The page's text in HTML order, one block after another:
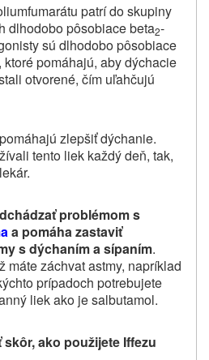
patrí do skupiny
dlhodobo pôsobiace beta2-
sú dlhodobo pôsobiace
pomáhajú, aby dýchacie
otvorené, čím uľahčujú
zlepšiť dýchanie.
tento liek každý deň, tak,
problémom s
a pomáha zastaviť
s dýchaním a sípaním.
máte záchvat astmy, napríklad
prípadoch potrebujete
liek ako je salbutamol.
ako použijete Iffezu